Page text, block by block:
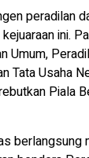
peradilan
ini.
Umum,
Tata Usaha
Piala
berlangsung